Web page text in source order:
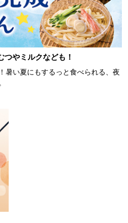
やミルクなども！
暑い夏にもするっと食べられる、夜